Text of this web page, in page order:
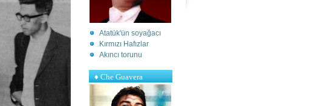
Atatük'ün soyağacı
Kırmızı Hafızlar
Akıncı torunu
♦ Che Guavera